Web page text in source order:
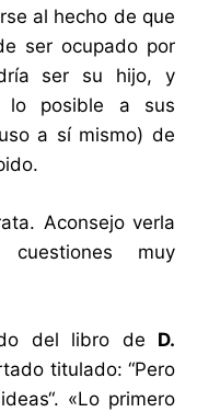
al hecho de que
ser ocupado por
ser su hijo, y
lo posible a sus
a sí mismo) de
Aconsejo verla
muy
del libro de D.
titulado: “Pero
«Lo primero